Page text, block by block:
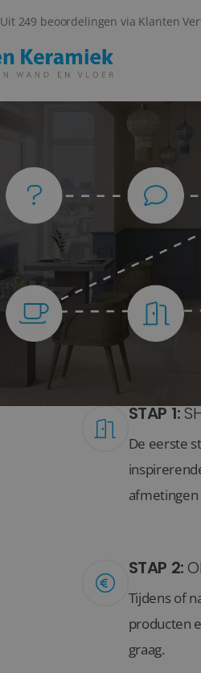
Uit 249 beoordelingen via Klanten
STAP 1:
De eerste
STAP 2:
Tijdens of
producten
graag.